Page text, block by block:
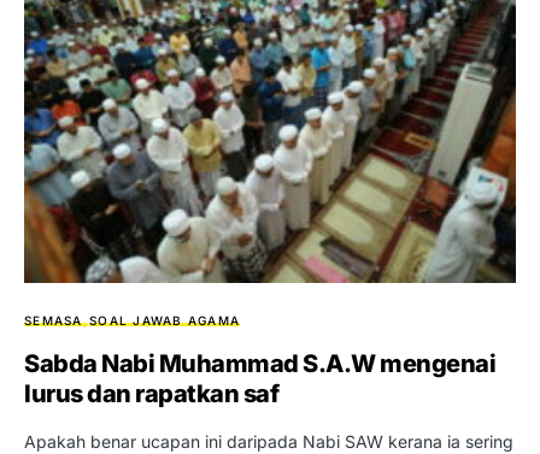
SEMASA SOAL JAWAB AGAMA
Sabda Nabi Muhammad S.A.W mengenai
lurus dan rapatkan saf
Apakah benar ucapan ini daripada Nabi SAW kerana ia sering